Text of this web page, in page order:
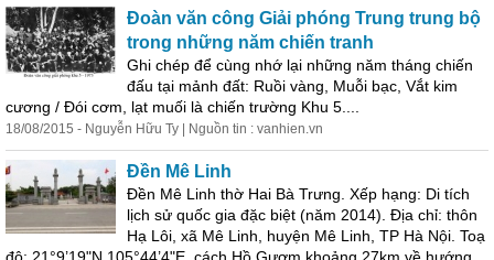
Đoàn văn công Giải phóng Trung trung bộ
trong những năm chiến tranh
Ghi chép để cùng nhớ lại những năm tháng chiến
đấu tại mảnh đất: Ruồi vàng, Muỗi bạc, Vắt kim
cương / Đói cơm, lạt muối là chiến trường Khu 5....
18/08/2015 - Nguyễn Hữu Ty | Nguồn tin : vanhien.vn
Đền Mê Linh
Đền Mê Linh thờ Hai Bà Trưng. Xếp hạng: Di tích
lịch sử quốc gia đặc biệt (năm 2014). Địa chỉ: thôn
Hạ Lôi, xã Mê Linh, huyện Mê Linh, TP Hà Nội. Toạ